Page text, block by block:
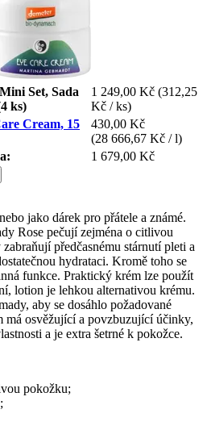
Set, Sada
ks)
1 249,00 Kč (312,25
Kč / ks)
Cream, 15
430,00 Kč
(28 666,67 Kč / l)
1 679,00 Kč
jako dárek pro přátele a známé.
Rose pečují zejména o citlivou
předčasnému stárnutí pleti a
hydrataci. Kromě toho se
funkce. Praktický krém lze použít
lotion je lehkou alternativou krému.
aby se dosáhlo požadované
má osvěžující a povzbuzující účinky,
a je extra šetrné k pokožce.
pokožku;